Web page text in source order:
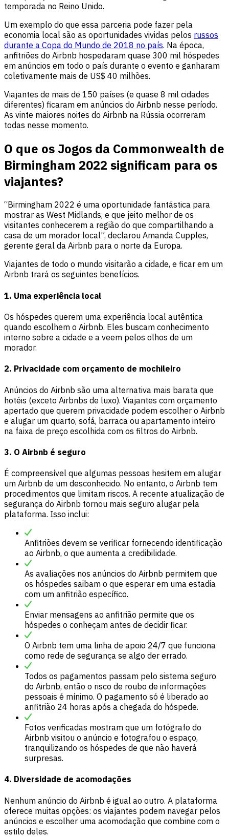
temporada no Reino Unido.
Um exemplo do que essa parceria pode fazer pela
economia local são as oportunidades vividas pelos russos
durante a Copa do Mundo de 2018 no país. Na época,
anfitriões do Airbnb hospedaram quase 300 mil hóspedes
em anúncios em todo o país durante o evento e ganharam
coletivamente mais de US$ 40 milhões.
Viajantes de mais de 150 países (e quase 8 mil cidades
diferentes) ficaram em anúncios do Airbnb nesse período.
As vinte maiores noites do Airbnb na Rússia ocorreram
todas nesse momento.
O que os Jogos da Commonwealth de
Birmingham 2022 significam para os
viajantes?
“Birmingham 2022 é uma oportunidade fantástica para
mostrar as West Midlands, e que jeito melhor de os
visitantes conhecerem a região do que compartilhando a
casa de um morador local”, declarou Amanda Cupples,
gerente geral da Airbnb para o norte da Europa.
Viajantes de todo o mundo visitarão a cidade, e ficar em um
Airbnb trará os seguintes benefícios.
1. Uma experiência local
Os hóspedes querem uma experiência local autêntica
quando escolhem o Airbnb. Eles buscam conhecimento
interno sobre a cidade e a veem pelos olhos de um
morador.
2. Privacidade com orçamento de mochileiro
Anúncios do Airbnb são uma alternativa mais barata que
hotéis (exceto Airbnbs de luxo). Viajantes com orçamento
apertado que querem privacidade podem escolher o Airbnb
e alugar um quarto, sofá, barraca ou apartamento inteiro
na faixa de preço escolhida com os filtros do Airbnb.
3. O Airbnb é seguro
É compreensível que algumas pessoas hesitem em alugar
um Airbnb de um desconhecido. No entanto, o Airbnb tem
procedimentos que limitam riscos. A recente atualização de
segurança do Airbnb tornou mais seguro alugar pela
plataforma. Isso inclui:
Anfitriões devem se verificar fornecendo identificação
ao Airbnb, o que aumenta a credibilidade.
As avaliações nos anúncios do Airbnb permitem que
os hóspedes saibam o que esperar em uma estadia
com um anfitrião específico.
Enviar mensagens ao anfitrião permite que os
hóspedes o conheçam antes de decidir ficar.
O Airbnb tem uma linha de apoio 24/7 que funciona
como rede de segurança se algo der errado.
Todos os pagamentos passam pelo sistema seguro
do Airbnb, então o risco de roubo de informações
pessoais é mínimo. O pagamento só é liberado ao
anfitrião 24 horas após a chegada do hóspede.
Fotos verificadas mostram que um fotógrafo do
Airbnb visitou o anúncio e fotografou o espaço,
tranquilizando os hóspedes de que não haverá
surpresas.
4. Diversidade de acomodações
Nenhum anúncio do Airbnb é igual ao outro. A plataforma
oferece muitas opções: os viajantes podem navegar pelos
anúncios e escolher uma acomodação que combine com o
estilo deles.